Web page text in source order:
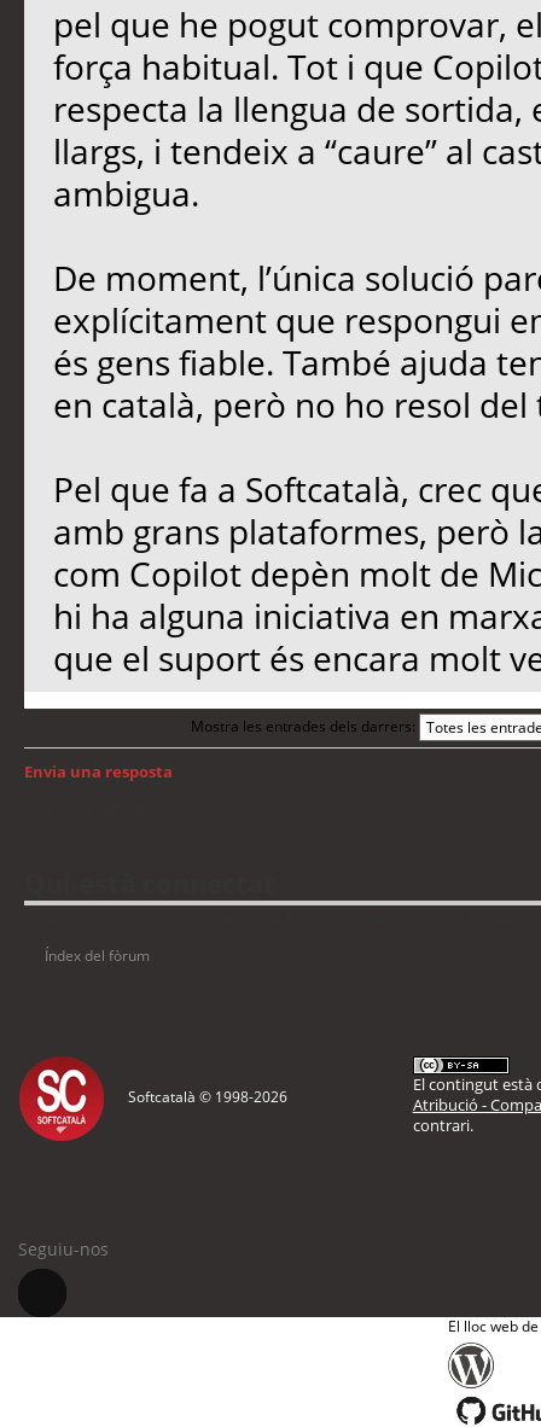
pel que he pogut comprovar,
força habitual. Tot i que
respecta la llengua de
llargs, i tendeix a “caure” al
ambigua.
De moment, l’única solució
explícitament que respongui
és gens fiable. També ajuda
en català, però no ho resol del
Pel que fa a Softcatalà, crec
amb grans plataformes, però
com Copilot depèn molt de
hi ha alguna iniciativa en
que el suport és encara molt
Mostra les entrades dels darrers:
Envia una resposta
Índex del fòrum
Softcatalà © 1998-2026
El contingut està
Atribució -
contrari.
Seguiu-nos
El lloc web